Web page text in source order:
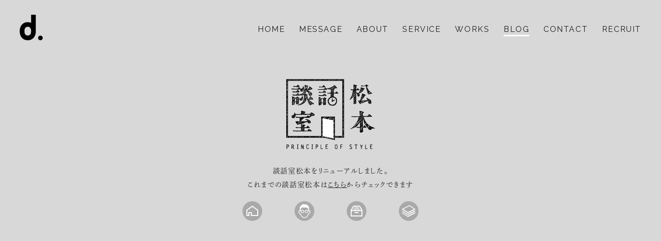
HOME MESSAGE ABOUT SERVICE WORKS BLOG CONTACT RECRUIT
談話室松本をリニューアルしました。
これまでの談話室松本は こちらからチェックできます